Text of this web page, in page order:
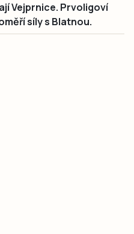
Vejprnice. Prvoligoví
síly s Blatnou.